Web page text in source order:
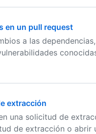
en un pull request
a las
extracción
una solicitud de
de extracción o abrir